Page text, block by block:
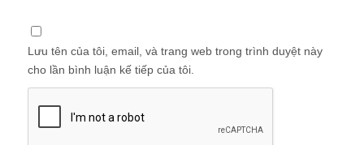
Lưu tên của tôi, email, và trang web trong trình duyệt này
cho lần bình luận kế tiếp của tôi.